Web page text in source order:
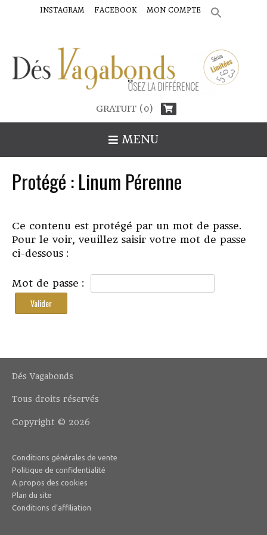
INSTAGRAM FACEBOOK MON COMPTE SEARCH
FOR:
GRATUIT (0)
MENU
Protégé : Linum Pérenne
Ce contenu est protégé par un mot de passe.
Pour le voir, veuillez saisir votre mot de passe
ci-dessous :
Mot de passe :
Dés Vagabonds
Tous droits réservés
Copyright © 2026
Conditions générales de vente
Politique de confidentialité
A propos des cookies
Plan du site
Conditions d’affiliation